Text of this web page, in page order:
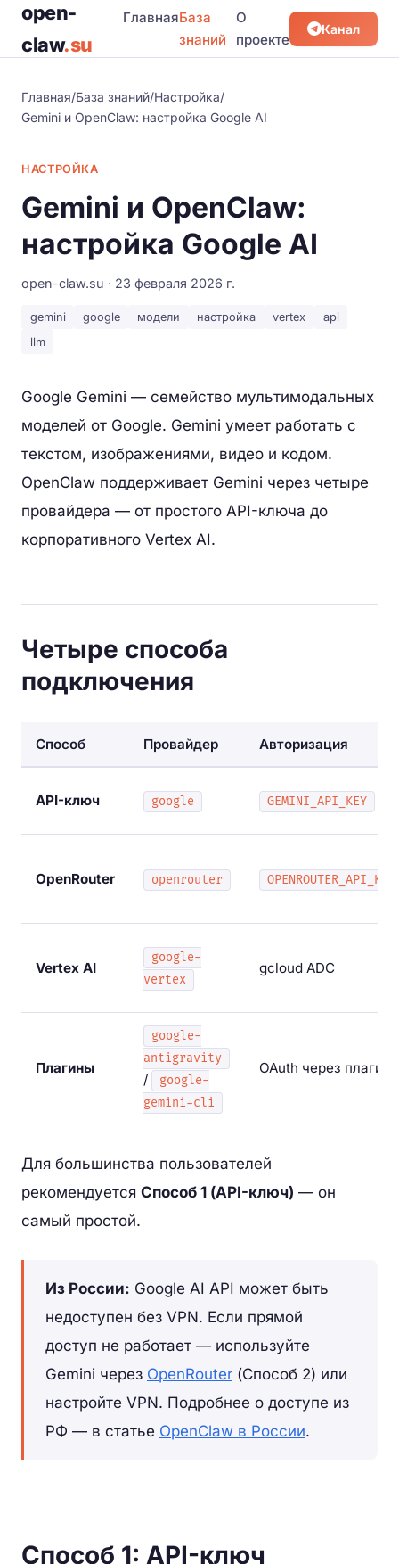
open-
claw.su
ГлавнаяБаза
знаний
О
проекте
Канал
Главная/База знаний/Настройка/
Gemini и OpenClaw: настройка Google AI
НАСТРОЙКА
Gemini и OpenClaw:
настройка Google AI
open-claw.su · 23 февраля 2026 г.
gemini google модели настройка vertex
api
llm
Google Gemini — семейство мультимодальных
моделей от Google. Gemini умеет работать с
текстом, изображениями, видео и кодом.
OpenClaw поддерживает Gemini через четыре
провайдера — от простого API-ключа до
корпоративного Vertex AI.
Четыре способа
подключения
Способ Провайдер Авторизация
API-ключ google GEMINI_API_KEY
OpenRouter openrouter OPENROUTER_API_KEY
Vertex AI
google-
vertex
gcloud ADC
Плагины
google-
antigravity
/
google-
gemini-cli
OAuth через плагин
Для большинства пользователей
рекомендуется Способ 1 (API-ключ) — он
самый простой.
Из России: Google AI API может быть
недоступен без VPN. Если прямой
доступ не работает — используйте
Gemini через OpenRouter (Способ 2) или
настройте VPN. Подробнее о доступе из
РФ — в статье OpenClaw в России.
Способ 1: API-ключ